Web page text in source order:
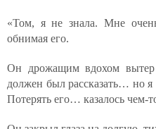
«Том, я не знала. Мне
обнимая его.
Он дрожащим вдохом
должен был рассказать… но я
Потерять его… казалось чем-